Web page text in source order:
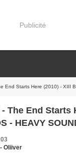
Publicité
Starts Here (2010) - XIII BIS
The End Starts
- HEAVY
Oliiver